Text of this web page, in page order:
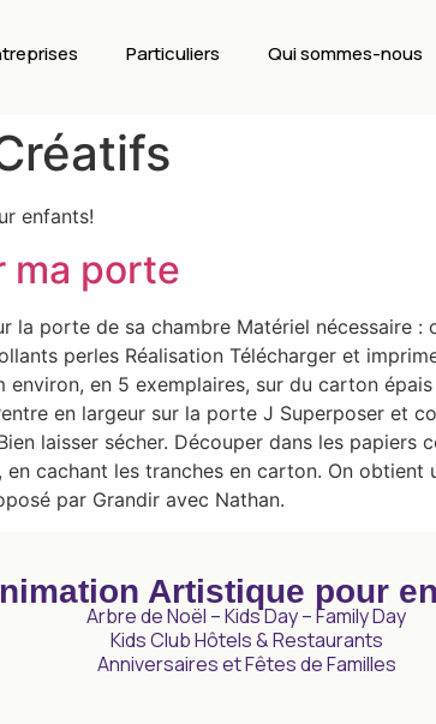
Particuliers Qui sommes-nous
enfants!
ma porte
la porte de sa chambre Matériel nécessaire
perles Réalisation Télécharger et
en 5 exemplaires, sur du carton
en largeur sur la porte J Superposer et
laisser sécher. Découper dans les
cachant les tranches en carton. On
par Grandir avec Nathan.
Artistique pour
Arbre de Noël – Kids Day – Family Day
Kids Club Hôtels & Restaurants
Anniversaires et Fêtes de Familles